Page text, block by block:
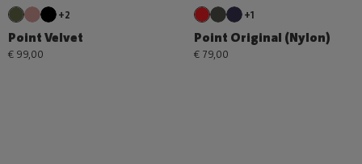
+2
Point Velvet
€ 99,00
+1
Point Original (Nylon)
€ 79,00